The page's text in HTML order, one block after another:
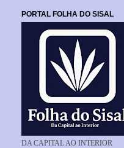
PORTAL FOLHA DO SISAL
DA CAPITAL AO INTERIOR